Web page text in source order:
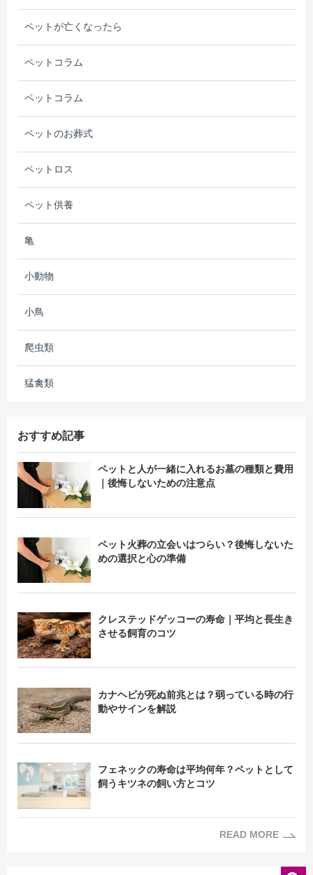
ペットが亡くなったら
ペットコラム
ペットコラム
ペットのお葬式
ペットロス
ペット供養
亀
小動物
小鳥
爬虫類
猛禽類
おすすめ記事
ペットと人が一緒に入れるお墓の種類と費用
｜後悔しないための注意点
ペット火葬の立会いはつらい？後悔しないた
めの選択と心の準備
クレステッドゲッコーの寿命｜平均と長生き
させる飼育のコツ
カナヘビが死ぬ前兆とは？弱っている時の行
動やサインを解説
フェネックの寿命は平均何年？ペットとして
飼うキツネの飼い方とコツ
READ MORE